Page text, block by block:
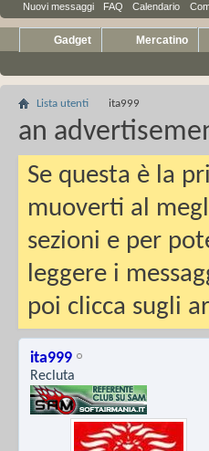
Nuovi messaggi FAQ Calendario
Gadget Mercatino
Lista utenti ita999
an
Se questa è la
muoverti al
sezioni e per
leggere i
poi clicca sugli
ita999
Recluta